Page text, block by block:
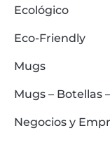
Ecológico
Eco-Friendly
Mugs
Mugs – Botellas
Negocios y